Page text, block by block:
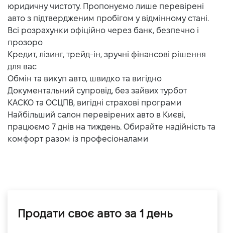
юридичну чистоту. Пропонуємо лише перевірені
авто з підтвердженим пробігом у відмінному стані.
Всі розрахунки офіційно через банк, безпечно і
прозоро
Кредит, лізинг, трейд-ін, зручні фінансові рішення
для вас
Обмін та викуп авто, швидко та вигідно
Документальний супровід, без зайвих турбот
КАСКО та ОСЦПВ, вигідні страхові програми
Найбільший салон перевірених авто в Києві,
працюємо 7 днів на тиждень. Обирайте надійність та
комфорт разом із професіоналами
Продати своє авто за 1 день